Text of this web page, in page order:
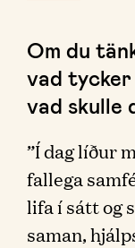
Om du
vad
vad skulle
”Í dag líður
fallega
lifa í sátt og
saman,